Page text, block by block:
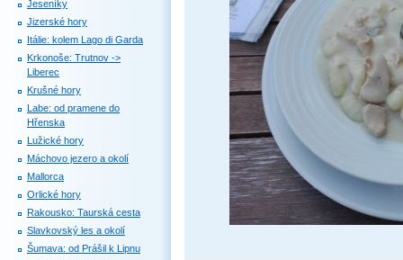
Jeseníky
Jizerské hory
Itálie: kolem Lago di Garda
Krkonoše: Trutnov ->
Liberec
Krušné hory
Labe: od pramene do
Hřenska
Lužické hory
Máchovo jezero a okolí
Mallorca
Orlické hory
Rakousko: Taurská cesta
Slavkovský les a okolí
Šumava: od Prášil k Lipnu